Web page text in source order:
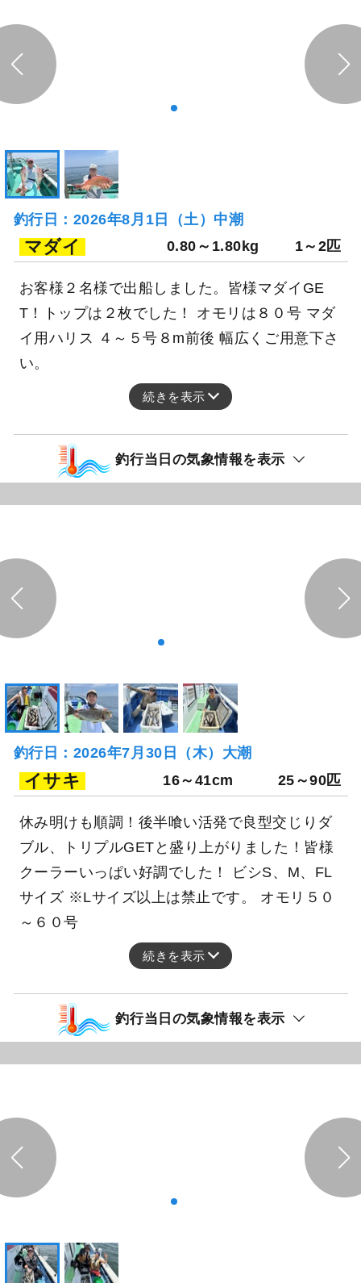
釣行日：2026年8月1日（土）中潮
マダイ 0.80～1.80kg 1～2匹
お客様２名様で出船しました。皆様マダイGE
T！トップは２枚でした！ オモリは８０号 マダ
イ用ハリス ４～５号８m前後 幅広くご用意下さ
い。
続きを表示
釣行当日の気象情報を表示
釣行日：2026年7月30日（木）大潮
イサキ 16～41cm 25～90匹
休み明けも順調！後半喰い活発で良型交じりダ
ブル、トリプルGETと盛り上がりました！皆様
クーラーいっぱい好調でした！ ビシS、M、FL
サイズ ※Lサイズ以上は禁止です。 オモリ５０
～６０号
続きを表示
釣行当日の気象情報を表示